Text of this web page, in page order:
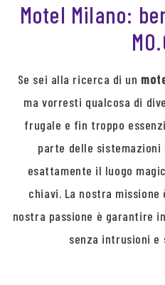
Motel Milano:
Se sei alla ricerca di un
ma vorresti qualcosa di
frugale e fin troppo
parte delle sistemazioni
esattamente il luogo
chiavi. La nostra
nostra passione è garantire
senza intrusioni e